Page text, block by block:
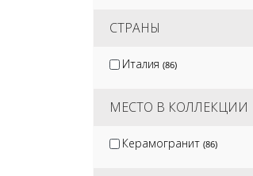
Isla (14)
Jano Tiles (17)
СТРАНЫ
Италия (86)
МЕСТО В КОЛЛЕКЦИИ
Керамогранит (86)